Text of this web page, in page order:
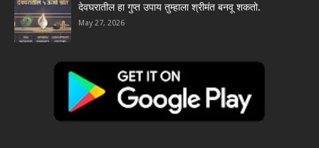
देवघरातील हा गुप्त उपाय तुम्हाला श्रीमंत बनवू शकतो.
May 27, 2026